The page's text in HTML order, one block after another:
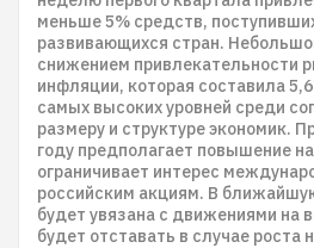
меньше 5% средств,
развивающихся стран.
снижением привлекательности
инфляции, которая составила
самых высоких уровней среди
размеру и структуре экономик.
году предполагает повышение
ограничивает интерес
российским акциям. В
будет увязана с движениями на
будет отставать в случае роста